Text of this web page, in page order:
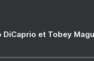
DiCaprio et Tobey